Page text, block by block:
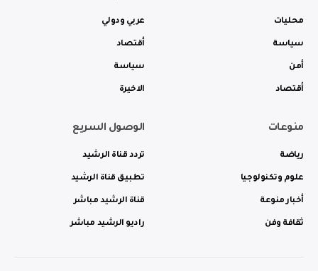
محليات
سياسة
أمن
أقتصاد
عربي ودولي
أقتصاد
سياسة
الاخيرة
منوعات
رياضة
علوم وتكنولوجيا
أخبار منوعة
ثقافة وفن
الوصول السريع
تردد قناة الرشيد
تطبيق قناة الرشيد
قناة الرشيد مباشر
راديو الرشيد مباشر